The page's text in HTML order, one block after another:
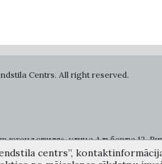
Centrs. All right reserved.
улица Альберта 12,
centrs”,